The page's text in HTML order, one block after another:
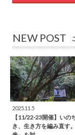
NEW POST
2025.11.5
【11/22-23開催】いの
き、生き方を編み直す